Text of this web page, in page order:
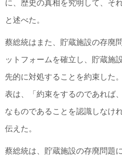
に、歴史の真相を究明して、そ
と述べた。
蔡総統はまた、貯蔵施設の存廃
ットフォームを確立し、貯蔵施
先的に対処することを約束した
表は、「約束をするのであれば
なものであることを認識しなけ
伝えた。
蔡総統は、貯蔵施設の存廃問題